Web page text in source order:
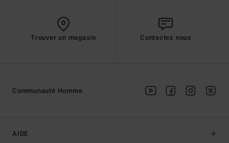
Trouver un magasin Contactez nous
AIDE
Communauté Homme